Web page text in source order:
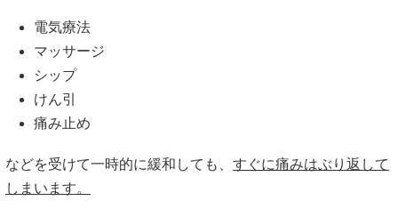
電気療法
マッサージ
シップ
けん引
痛み止め
などを受けて一時的に緩和しても、 すぐに痛みはぶり返して
しまいます。